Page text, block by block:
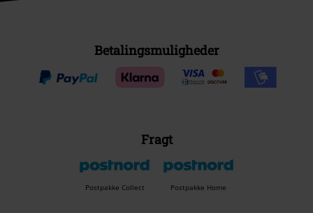
Betalingsmuligheder
Fragt
Postpakke Collect Postpakke Home